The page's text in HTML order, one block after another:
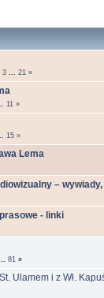
3 ... 21 »
11 »
15 »
Lema
–
- linki
81 »
Ulamem i z Wł.